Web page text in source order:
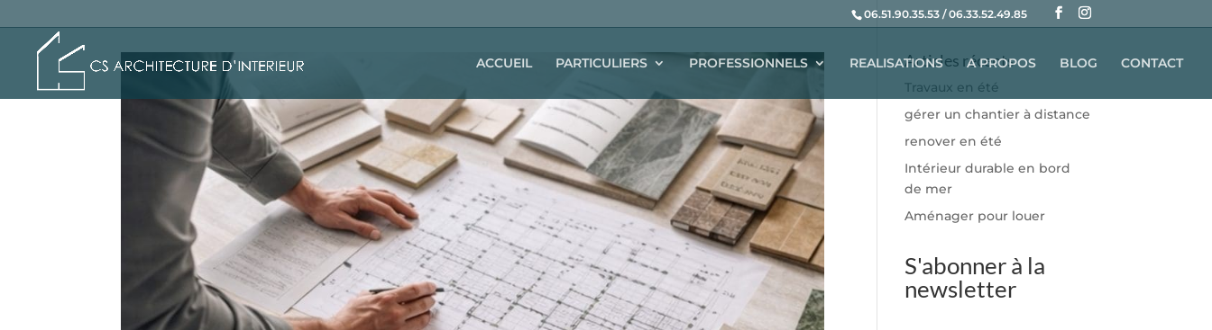
06.51.90.35.53 / 06.33.52.49.85
ACCUEIL PARTICULIERS PROFESSIONNELS REALISATIONS A PROPOS BLOG CONTACT
Articles récents
Travaux en été
gérer un chantier à distance
renover en été
Intérieur durable en bord
de mer
Aménager pour louer
S'abonner à la
newsletter